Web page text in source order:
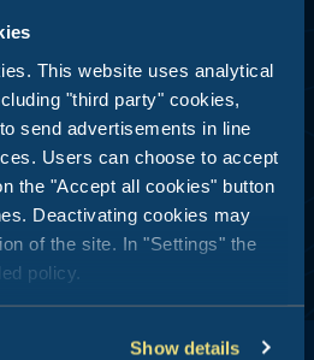
This website uses analytical
"third party" cookies,
send advertisements in line
Users can choose to accept
the "Accept all cookies" button
Deactivating cookies may
of the site. In "Settings" the
policy.
Show details
Einreichen
- PROFILING UND